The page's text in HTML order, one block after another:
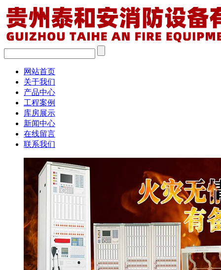
网站首页
关于我们
产品中心
工程案例
库房展示
新闻中心
在线留言
联系我们